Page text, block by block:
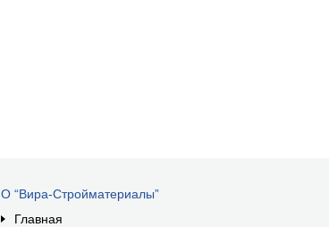
О “Вира-Стройматериалы”
Главная